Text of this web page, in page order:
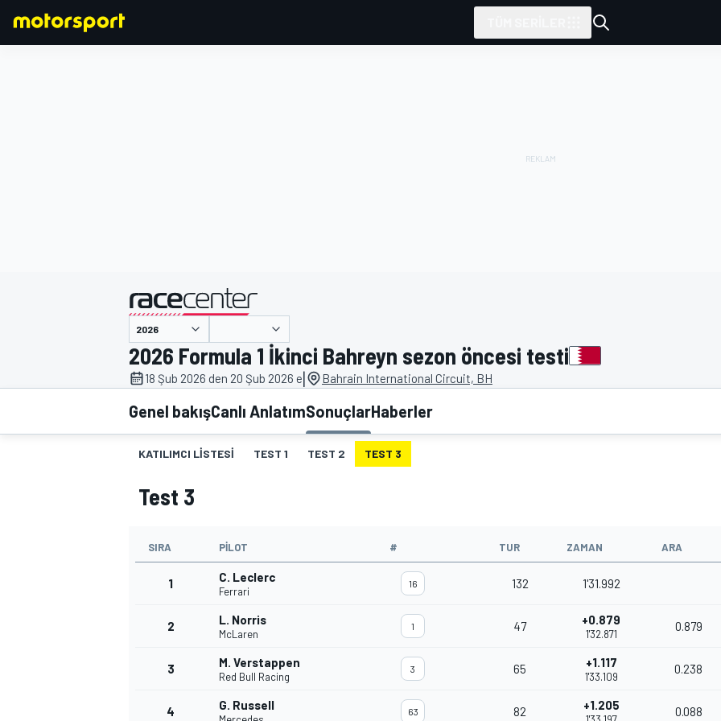
MOTOGP
WORLD SUPERBIKE
2026 Formula 1 İkinci Bahreyn sezon öncesi testi
18 Şub 2026 den 20 Şub 2026 e| Bahrain International Circuit, BH
Genel bakışCanlı AnlatımSonuçlarHaberler
KATILIMCI LISTESI TEST 1 TEST 2 TEST 3
Test 3
SIRA PILOT # TUR ZAMAN ARA
1 C. Leclerc
Ferrari
16 132 1'31.992
2 L. Norris
McLaren
1 47 +0.879
1'32.871
0.879
3 M. Verstappen
Red Bull Racing
3 65 +1.117
1'33.109
0.238
4 G. Russell 63 82 +1.205 0.088